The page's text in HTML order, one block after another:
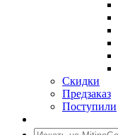
Скидки
Предзаказ
Поступили